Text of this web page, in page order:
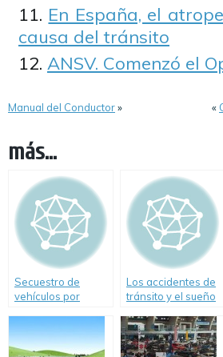
En España, el
causa del tránsito
ANSV. Comenzó el
Manual del Conductor» «
más...
Secuestro de
vehículos por
velocidad
Los accidentes de
tránsito y el sueño